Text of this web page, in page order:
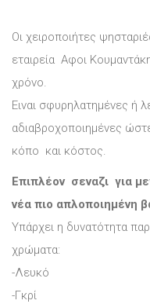
Οι χειροποιήτες
εταιρεία Αφοι
χρόνο.
Ειναι σφυρηλατημένες ή
αδιαβροχοποιημένες
κόπο και κόστος.
Επιπλέον σεναζι για
νέα πιο απλοποιημένη
Υπάρχει η δυνατότητα
χρώματα:
-Λευκό
-Γκρί